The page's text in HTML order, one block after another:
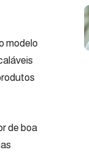
modelo
de boa